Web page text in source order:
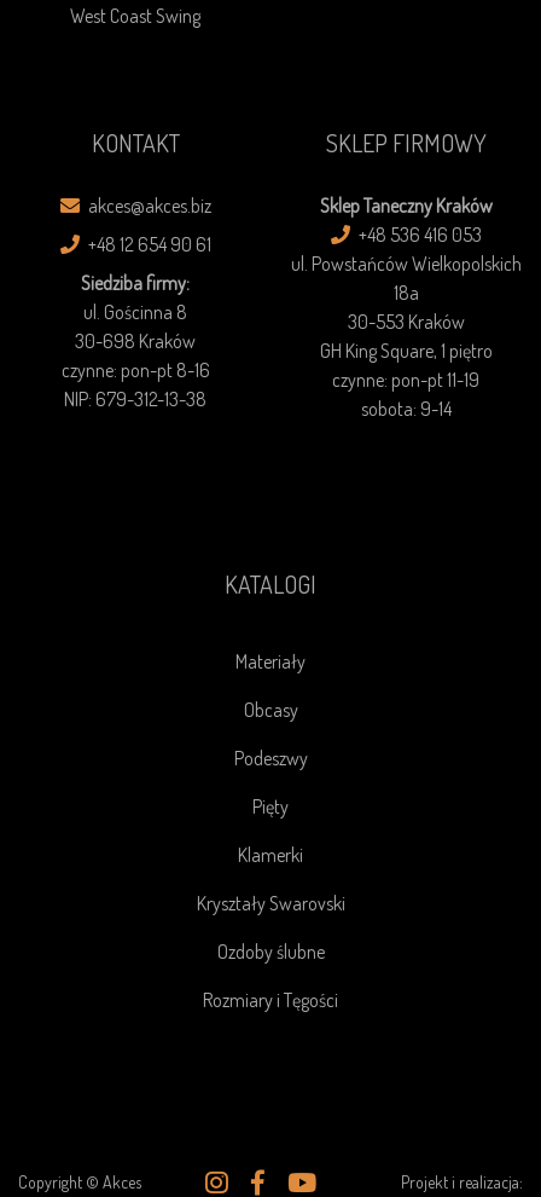
West Coast Swing
KONTAKT
akces@akces.biz
+48 12 654 90 61
Siedziba firmy:
ul. Gościnna 8
30-698 Kraków
czynne: pon-pt 8-16
NIP: 679-312-13-38
SKLEP FIRMOWY
Sklep Taneczny Kraków
+48 536 416 053
ul. Powstańców Wielkopolskich
18a
30-553 Kraków
GH King Square, 1 piętro
czynne: pon-pt 11-19
sobota: 9-14
KATALOGI
Materiały
Obcasy
Podeszwy
Pięty
Klamerki
Kryształy Swarovski
Ozdoby ślubne
Rozmiary i Tęgości
Copyright © Akces Projekt i realizacja: